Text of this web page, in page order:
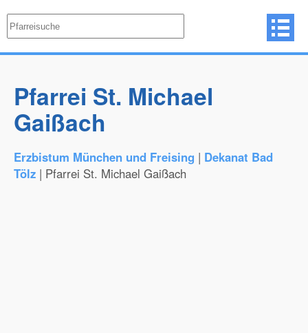
Pfarrei St. Michael
Gaißach
Erzbistum München und Freising | Dekanat Bad
Tölz | Pfarrei St. Michael Gaißach